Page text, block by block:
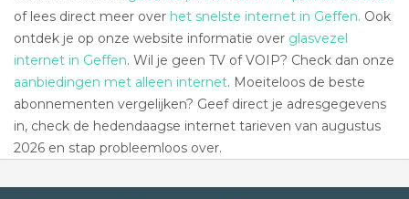
of lees direct meer over het snelste internet in Geffen. Ook
ontdek je op onze website informatie over glasvezel
internet in Geffen. Wil je geen TV of VOIP? Check dan onze
aanbiedingen met alleen internet. Moeiteloos de beste
abonnementen vergelijken? Geef direct je adresgegevens
in, check de hedendaagse internet tarieven van augustus
2026 en stap probleemloos over.